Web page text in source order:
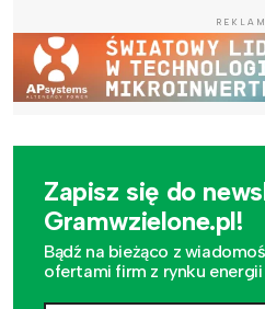
Zapisz się do
Gramwzielone.pl!
Bądź na bieżąco z
ofertami firm z rynku